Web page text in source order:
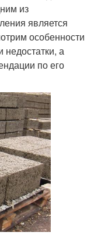
из
является
особенности
недостатки, а
по его